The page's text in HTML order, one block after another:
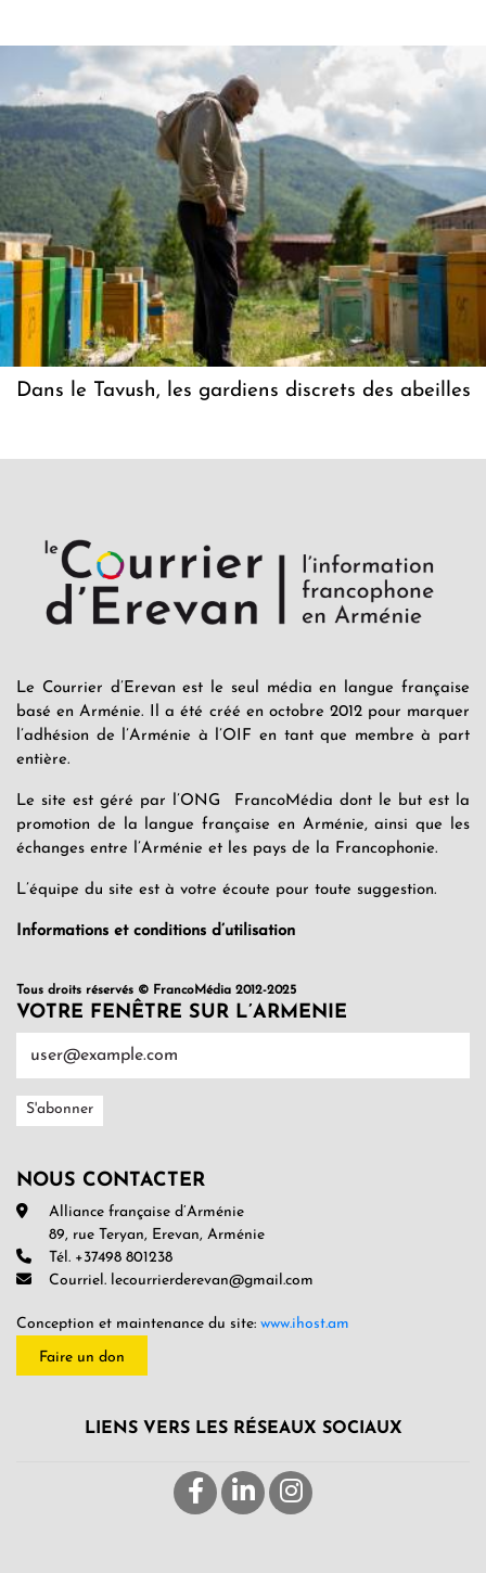
Dans le Tavush, les gardiens discrets des abeilles
Le Courrier d’Erevan est le seul média en langue française
basé en Arménie. Il a été créé en octobre 2012 pour marquer
l’adhésion de l’Arménie à l’OIF en tant que membre à part
entière.
Le site est géré par l’ONG FrancoMédia dont le but est la
promotion de la langue française en Arménie, ainsi que les
échanges entre l’Arménie et les pays de la Francophonie.
L’équipe du site est à votre écoute pour toute suggestion.
Informations et conditions d’utilisation
Tous droits réservés © FrancoMédia 2012-2025
VOTRE FENÊTRE SUR L’ARMENIE
NOUS CONTACTER
Alliance française d’Arménie
89, rue Teryan, Erevan, Arménie
Tél. +37498 801238
Courriel. lecourrierderevan@gmail.com
Conception et maintenance du site: www.ihost.am
Faire un don
LIENS VERS LES RÉSEAUX SOCIAUX